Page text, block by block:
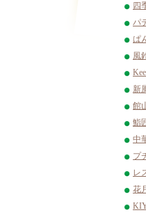
四
パ
ぱ
風
新
館
鮨
中
プ
レ
花